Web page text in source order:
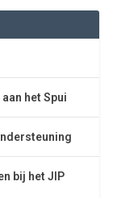
het Spui
bij het JIP